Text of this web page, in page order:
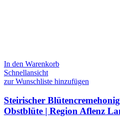
In den Warenkorb
Schnellansicht
zur Wunschliste hinzufügen
Steirischer
Obstblüte | Region Aflenz